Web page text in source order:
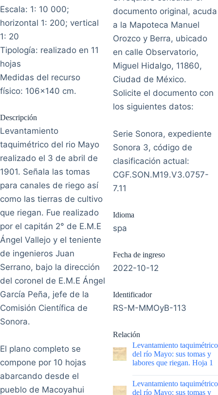
Escala: 1: 10 000;
horizontal 1: 200; vertical
1: 20
Tipología: realizado en 11
hojas
Medidas del recurso
físico: 106x140 cm.
Descripción
Levantamiento
taquimétrico del rio Mayo
realizado el 3 de abril de
1901. Señala las tomas
para canales de riego así
como las tierras de cultivo
que riegan. Fue realizado
por el capitán 2° de E.M.E
Ángel Vallejo y el teniente
de ingenieros Juan
Serrano, bajo la dirección
del coronel de E.M.E Ángel
García Peña, jefe de la
Comisión Científica de
Sonora.
El plano completo se
compone por 10 hojas
abarcando desde el
pueblo de Macoyahui
documento original, acuda
a la Mapoteca Manuel
Orozco y Berra, ubicado
en calle Observatorio,
Miguel Hidalgo, 11860,
Ciudad de México.
Solicite el documento con
los siguientes datos:
Serie Sonora, expediente
Sonora 3, código de
clasificación actual:
CGF.SON.M19.V3.0757-
7.11
Idioma
spa
Fecha de ingreso
2022-10-12
Identificador
RS-M-MMOyB-113
Relación
Levantamiento taquimétrico
del río Mayo: sus tomas y
labores que riegan. Hoja 1
|
Levantamiento taquimétrico
del río Mayo: sus tomas y